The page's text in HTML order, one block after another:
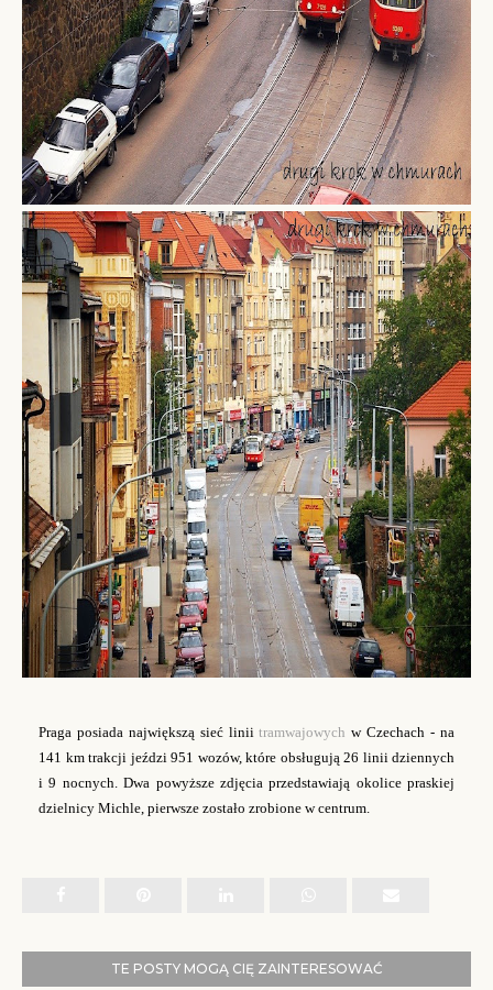
Praga posiada największą sieć liniitramwajowych w Czechach - na
141 km trakcji jeździ 951 wozów, które obsługują 26 linii dziennych
i 9 nocnych. Dwa powyższe zdjęcia przedstawiają okolice praskiej
dzielnicy Michle, pierwsze zostało zrobione w centrum.
TE POSTY MOGĄ CIĘ ZAINTERESOWAĆ